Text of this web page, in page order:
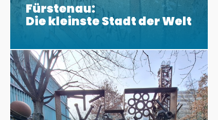
Fürstenau:
Die kleinste Stadt der Welt